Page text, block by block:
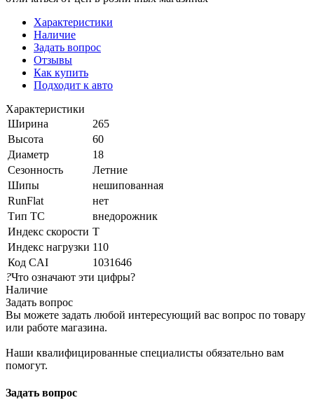
Характеристики
Наличие
Задать вопрос
Отзывы
Как купить
Подходит к авто
Характеристики
Ширина
265
Высота
60
Диаметр
18
Сезонность
Летние
Шипы
нешипованная
RunFlat
нет
Тип ТС
внедорожник
Индекс скорости T
Индекс нагрузки 110
Код CAI
1031646
?Что означают эти цифры?
Наличие
Задать вопрос
Вы можете задать любой интересующий вас вопрос по товару
или работе магазина.
Наши квалифицированные специалисты обязательно вам
помогут.
Задать вопрос